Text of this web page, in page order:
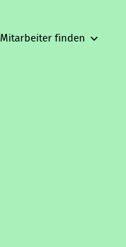
Mitarbeiter finden